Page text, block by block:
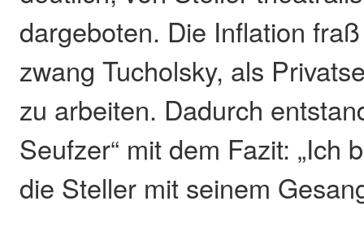
dargeboten. Die Inflation
zwang Tucholsky, als
zu arbeiten. Dadurch
Seufzer“ mit dem Fazit: „Ich
die Steller mit seinem